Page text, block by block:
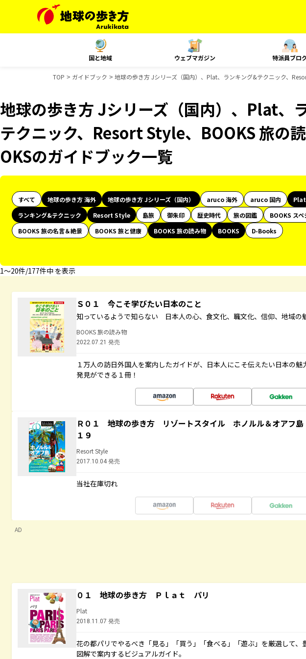
国と地域 ウェブマガジン 特派員ブロ
TOP ガイドブック 地球の歩き方 Jシリーズ（国内）、Plat、ランキング&テクニック、
地球の歩き方 Jシリーズ（国内）、Plat、
テクニック、Resort Style、BOOKS 旅の
OKSのガイドブック一覧
すべて 地球の歩き方 海外 地球の歩き方 Jシリーズ（国内） aruco 海外 aruco 国内
Plat
ランキング&テクニック
Resort Style 島旅 御朱印 歴史時代 旅の図鑑
BOOKS ス
BOOKS 旅の名言＆絶景
BOOKS 旅と健康 BOOKS 旅の読み物 BOOKS
D-Books
1〜20件/177件中 を表示
Ｓ０１ 今こそ学びたい日本のこと
知っているようで知らない 日本人の心、食文化、職文化、信仰、地域の
BOOKS 旅の読み物
2022.07.21 発売
１万人の訪日外国人を案内したガイドが、日本人にこそ伝えたい日本の魅
発見ができる１冊！
Ｒ０１ 地球の歩き方 リゾートスタイル ホノルル＆オアフ
１９
Resort Style
2017.10.04 発売
当社在庫切れ
AD
０１ 地球の歩き方 Ｐｌａｔ パリ
Plat
2018.11.07 発売
花の都パリでやるべき「見る」「買う」「食べる」「遊ぶ」を厳選して、
図解で案内するビジュアルガイド。